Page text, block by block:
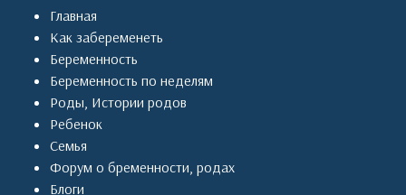
Главная
Как забеременеть
Беременность
Беременность по неделям
Роды, Истории родов
Ребенок
Семья
Форум о бременности, родах
Блоги